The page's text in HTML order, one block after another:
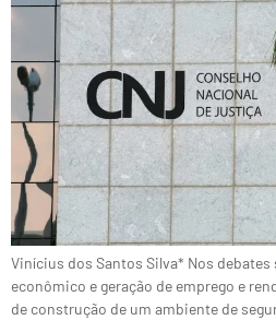
Vinícius dos Santos Silva* Nos
econômico e geração de emprego e
de construção de um ambiente de